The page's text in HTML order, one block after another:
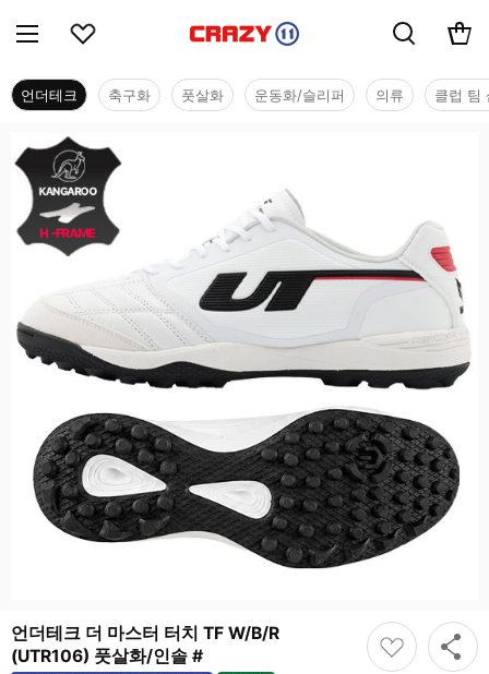
언더테크 축구화 풋살화 운동화/슬리퍼 의류 클럽 팀
언더테크 더 마스터 터치 TF W/B/R
(UTR106) 풋살화/인솔 #